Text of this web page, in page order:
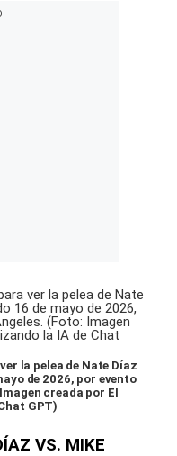
la pelea de Nate Díaz
de 2026, por evento
creada por El
GPT)
VS. MIKE